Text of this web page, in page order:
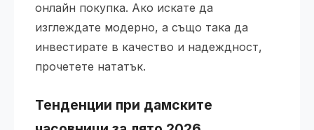
онлайн покупка. Ако искате да
изглеждате модерно, а също така да
инвестирате в качество и надеждност,
прочетете нататък.
Тенденции при дамските